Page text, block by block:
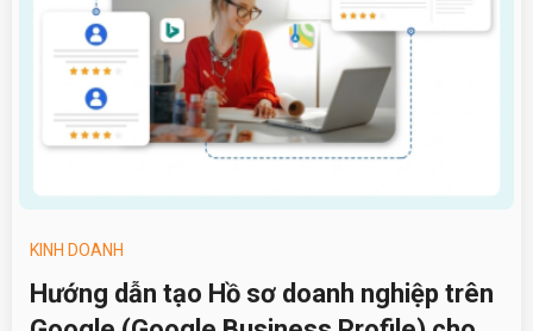
KINH DOANH
Hướng dẫn tạo Hồ sơ doanh nghiệp trên